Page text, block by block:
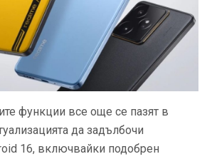
функции все още се пазят в
да задълбочи
16, включвайки подобрен